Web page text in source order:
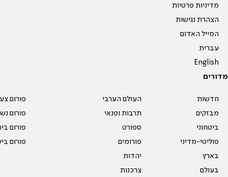
מדיניות פרטיות
הצהרת נגישות
המייל האדום
עברית
English
מדורים
חדשות
מבזקים
ביטחוני
פוליטי-מדיני
בארץ
בעולם
העולם הערבי
תרבות ופנאי
ספורט
פורומים
יהדות
צרכנות
פורום
פורום
פורום
פורום